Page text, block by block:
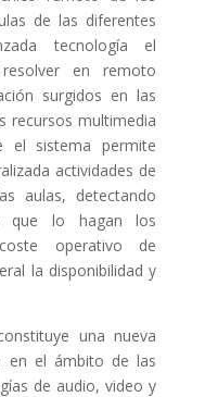
de las diferentes
tecnología el
en remoto
surgidos en las
recursos multimedia
el sistema permite
actividades de
aulas, detectando
que lo hagan los
operativo de
la disponibilidad y
una nueva
en el ámbito de las
de audio, video y